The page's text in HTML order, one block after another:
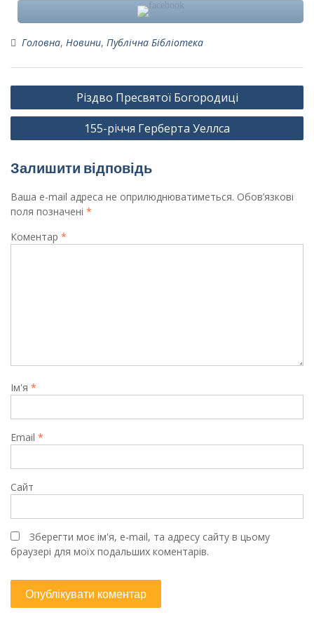
Головна, Новини, Публічна Бібліотека
Навігація
записів
Різдво Пресвятої Богородиці
155-річчя Герберта Уеллса
Залишити відповідь
Ваша e-mail адреса не оприлюднюватиметься. Обов’язкові
поля позначені *
Коментар *
Ім'я *
Email *
Сайт
Зберегти моє ім'я, e-mail, та адресу сайту в цьому
браузері для моїх подальших коментарів.